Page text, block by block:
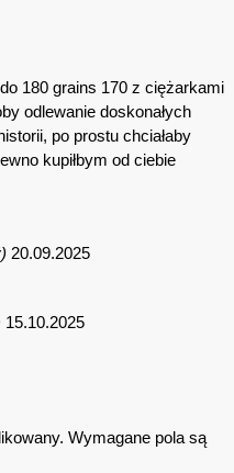
180 grains 170 z ciężarkami
odlewanie doskonałych
po prostu chciałaby
kupiłbym od ciebie
20.09.2025
15.10.2025
Wymagane pola są